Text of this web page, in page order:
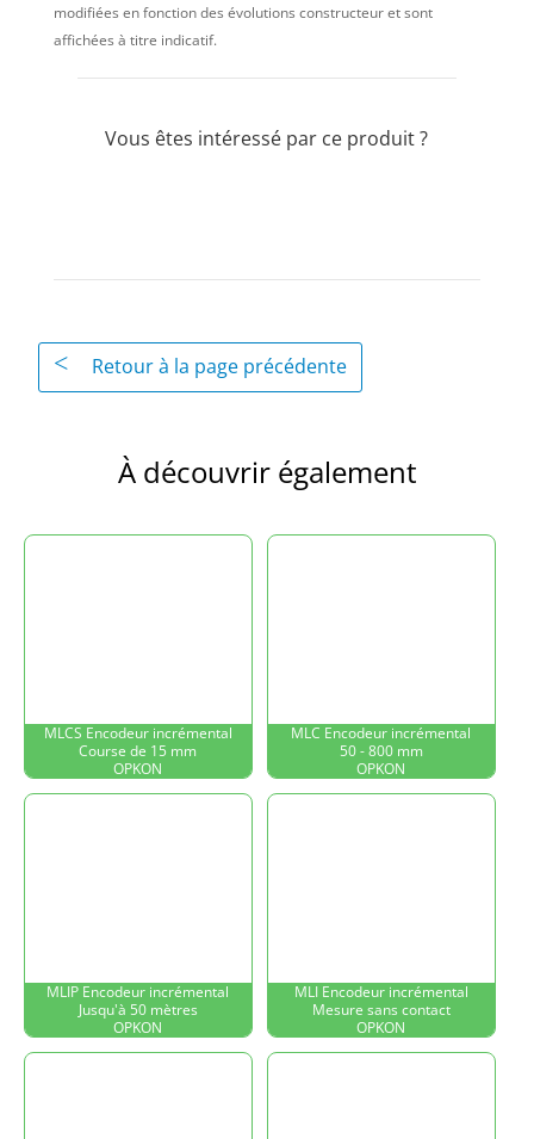
modifiées en fonction des évolutions constructeur et sont
affichées à titre indicatif.
Vous êtes intéressé par ce produit ?
Retour à la page précédente
À découvrir également
MLCS Encodeur incrémental
Course de 15 mm
OPKON
MLC Encodeur incrémental
50 - 800 mm
OPKON
MLIP Encodeur incrémental
Jusqu'à 50 mètres
OPKON
MLI Encodeur incrémental
Mesure sans contact
OPKON